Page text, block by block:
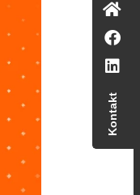
Kontakt